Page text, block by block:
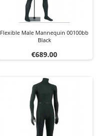
Flexible Male Mannequin 00100bb
Black
Price
€689.00